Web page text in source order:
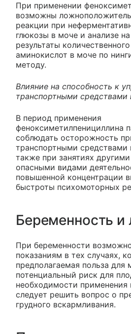
При применении
возможны
реакции при
глюкозы в моче и анализе
результаты
аминокислот в моче по
методу.
Влияние на способность к
транспортными
В период применения
феноксиметилпенициллина
соблюдать осторожность
транспортными
также при занятиях
опасными видами
повышенной концентрации
быстроты психомоторных
Беременность и
При беременности
показаниям в тех случаях,
предполагаемая польза для
потенциальный риск для
необходимости применения
следует решить вопрос о
грудного вскармливания.